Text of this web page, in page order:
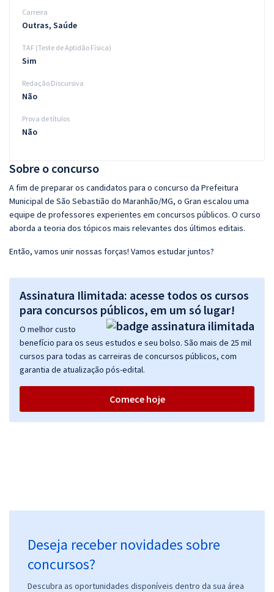
Sobre o concurso
A fim de preparar os candidatos para o concurso da Prefeitura
Municipal de São Sebastião do Maranhão/MG, o Gran escalou uma
equipe de professores experientes em concursos públicos. O curso
aborda a teoria dos tópicos mais relevantes dos últimos editais.
Então, vamos unir nossas forças! Vamos estudar juntos?
Assinatura Ilimitada: acesse todos os cursos
para concursos públicos, em um só lugar!
O melhor custo
benefício para os seus estudos e seu bolso. São mais de 25 mil
cursos para todas as carreiras de concursos públicos, com
garantia de atualização pós-edital.
Comece hoje
Deseja receber novidades sobre
concursos?
Descubra as oportunidades disponíveis dentro da sua área
Carreira
Outras, Saúde
TAF (Teste de Aptidão Física)
Sim
Redação Discursiva
Não
Prova de títulos
Não